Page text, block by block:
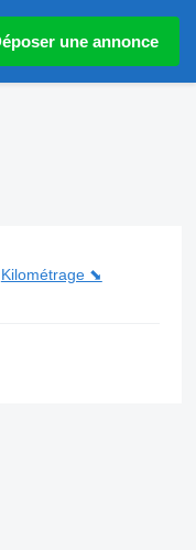
une annonce
Kilométrage ⬊